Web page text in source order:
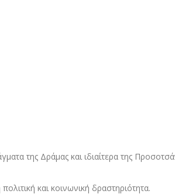
της Δράμας και ιδιαίτερα της
και κοινωνική δραστηριότητα.